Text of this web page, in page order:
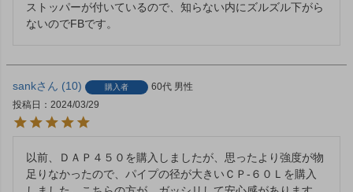
ストッパーが付いているので、知らない内にズルズル下がら
ないのでFBです。
sank 10 購入者 60代 男性
投稿日
2024/03/29
以前、ＤＡＰ４５０を購入しましたが、思ったより強度が物
足りなかったので、パイプの径が大きいＣＰ-６０Ｌを購入